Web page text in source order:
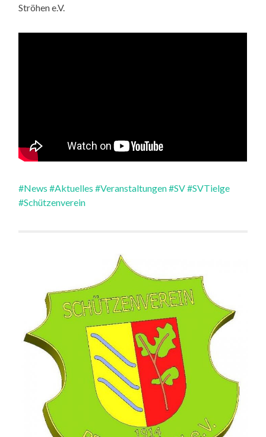
Ströhen e.V.
#News #Aktuelles #Veranstaltungen#SV#SVTielge
#Schützenverein